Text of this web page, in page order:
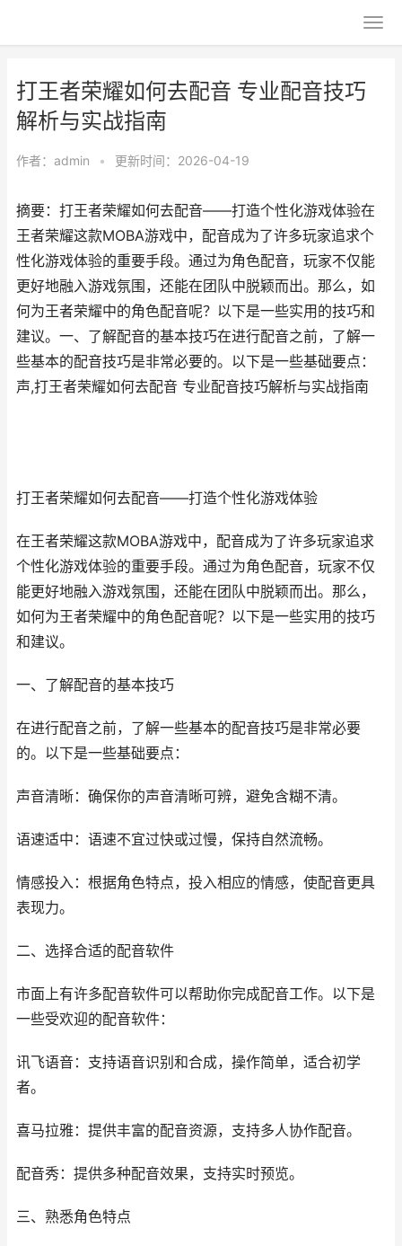
打王者荣耀如何去配音 专业配音技巧
解析与实战指南
作者： admin • 更新时间：2026-04-19
摘要：打王者荣耀如何去配音——打造个性化游戏体验在
王者荣耀这款MOBA游戏中，配音成为了许多玩家追求个
性化游戏体验的重要手段。通过为角色配音，玩家不仅能
更好地融入游戏氛围，还能在团队中脱颖而出。那么，如
何为王者荣耀中的角色配音呢？以下是一些实用的技巧和
建议。一、了解配音的基本技巧在进行配音之前，了解一
些基本的配音技巧是非常必要的。以下是一些基础要点：
声,打王者荣耀如何去配音 专业配音技巧解析与实战指南
打王者荣耀如何去配音——打造个性化游戏体验
在王者荣耀这款MOBA游戏中，配音成为了许多玩家追求
个性化游戏体验的重要手段。通过为角色配音，玩家不仅
能更好地融入游戏氛围，还能在团队中脱颖而出。那么，
如何为王者荣耀中的角色配音呢？以下是一些实用的技巧
和建议。
一、了解配音的基本技巧
在进行配音之前，了解一些基本的配音技巧是非常必要
的。以下是一些基础要点：
声音清晰：确保你的声音清晰可辨，避免含糊不清。
语速适中：语速不宜过快或过慢，保持自然流畅。
情感投入：根据角色特点，投入相应的情感，使配音更具
表现力。
二、选择合适的配音软件
市面上有许多配音软件可以帮助你完成配音工作。以下是
一些受欢迎的配音软件：
讯飞语音：支持语音识别和合成，操作简单，适合初学
者。
喜马拉雅：提供丰富的配音资源，支持多人协作配音。
配音秀：提供多种配音效果，支持实时预览。
三、熟悉角色特点